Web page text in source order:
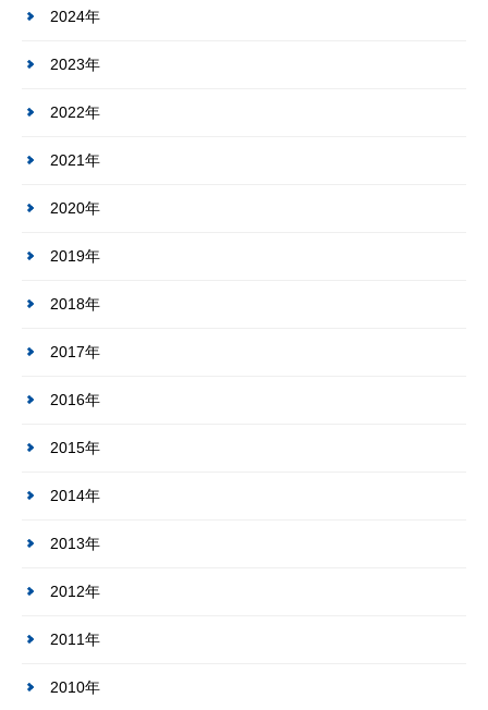
2024年
2023年
2022年
2021年
2020年
2019年
2018年
2017年
2016年
2015年
2014年
2013年
2012年
2011年
2010年